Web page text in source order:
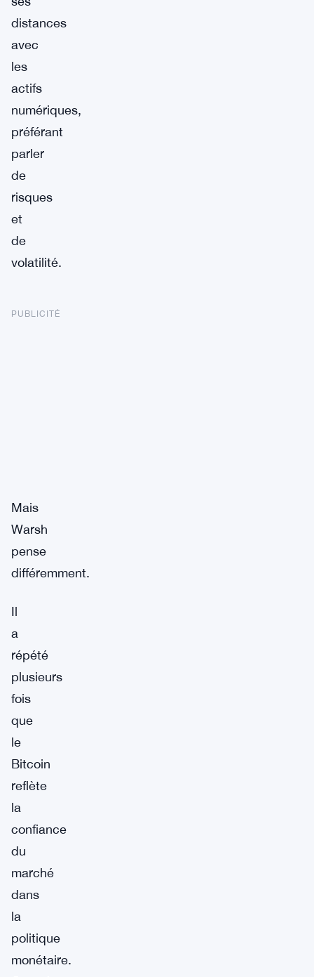
distances
avec
les
actifs
numériques,
préférant
parler
de
risques
et
de
volatilité.
PUBLICITÉ
Mais
Warsh
pense
différemment.
Il
a
répété
plusieurs
fois
que
le
Bitcoin
reflète
la
confiance
du
marché
dans
la
politique
monétaire.